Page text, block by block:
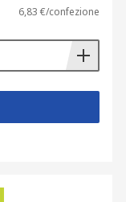
6,83 €/confezione